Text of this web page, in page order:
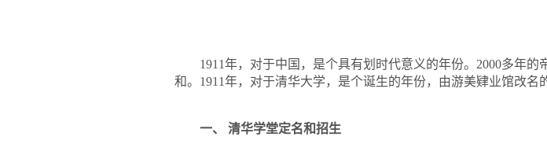
1911年，对于中国，是个具有划时代意义的年份。 2000多年的
和。 1911年，对于清华大学，是个诞生的年份，由游美肄业馆改名
一、 清华学堂定名和招生